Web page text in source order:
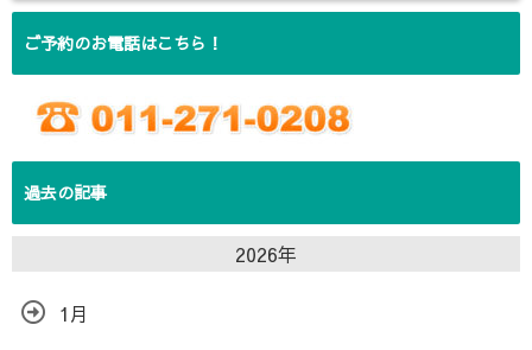
ご予約のお電話はこちら！
過去の記事
2026年
1月